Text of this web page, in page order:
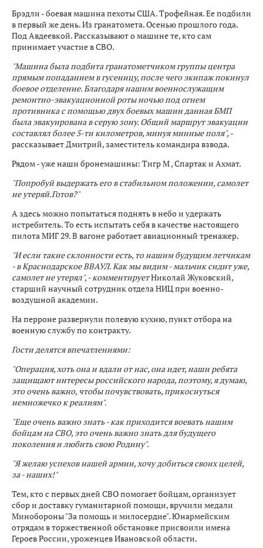
Брэдли - боевая машина пехоты США. Трофейная. Ее подбили
в первый же день. Из гранатомета. Осенью прошлого года.
Под Авдеевкой. Рассказывают о машине те, кто сам
принимает участие в СВО.
"Машина была подбита гранатометчиком группы центра
прямым попаданием в гусеницу, после чего экипаж покинул
боевое отделение. Благодаря нашим военнослужащим
ремонтно-эвакуационной роты ночью под огнем
противника с помощью двух боевых машин данная БМП
была эвакуирована в серую зону. Общий маршрут эвакуации
составлял более 5-ти километров, минуя минные поля", -
рассказывает Дмитрий, заместитель командира взвода.
Рядом - уже наши бронемашины: Тигр М , Спартак и Ахмат.
"Попробуй выдержать его в стабильном положении, самолет
не утеряй.Готов?"
А здесь можно попытаться поднять в небо и удержать
истребитель. То есть испытать себя в качестве настоящего
пилота МИГ 29. В вагоне работает авиационный тренажер.
"И если такие склонности есть, то нашим будущим летчикам
- в Краснодарское ВВАУЛ. Как мы видим - мальчик сидит уже,
самолет не утерял", - комментируетНиколай Жуковский,
старший научный сотрудник отдела НИЦ при военно-
воздушной академии.
На перроне развернули полевую кухню, пункт отбора на
военную службу по контракту.
Гости делятся впечатлениями:
"Операция, хоть она и вдали от нас, она идет, наши ребята
защищают интересы российского народа, поэтому, я думаю,
это очень важно, чтобы почувствовать, прикоснуться
немножечко к реалиям".
"Еще очень важно знать - как приходится воевать нашим
бойцам на СВО, это очень важно знать для будущего
поколения и любить свою Родину".
"Я желаю успехов нашей армии, хочу добиться своих целей,
за - наших!"
Тем, кто с первых дней СВО помогает бойцам, организует
сбор и доставку гуманитарной помощи, вручили медали
Минобороны "За помощь и милосердие". Юнармейским
отрядам в торжественной обстановке присвоили имена
Героев России, уроженцев Ивановской области.